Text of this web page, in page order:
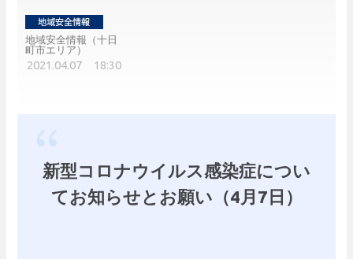
地域安全情報（十日
町市エリア）
2021.04.07 18:30
新型コロナウイルス感染症につい
てお知らせとお願い（4月7日）